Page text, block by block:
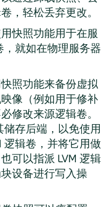
，轻松丢弃更改。
快照功能用于在服
，就如在物理服务器
照功能来备份虚拟
像（例如用于修补
修改来源逻辑卷。
储存后端，以免使用
逻辑卷，并将它用做
可以指派 LVM 逻辑
设备进行写入操